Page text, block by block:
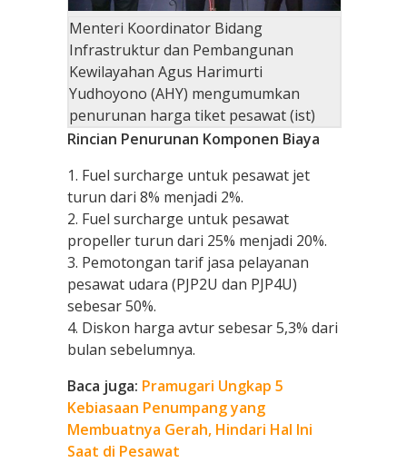
Menteri Koordinator Bidang
Infrastruktur dan Pembangunan
Kewilayahan Agus Harimurti
Yudhoyono (AHY) mengumumkan
penurunan harga tiket pesawat (ist)
Rincian Penurunan Komponen Biaya
1. Fuel surcharge untuk pesawat jet
turun dari 8% menjadi 2%.
2. Fuel surcharge untuk pesawat
propeller turun dari 25% menjadi 20%.
3. Pemotongan tarif jasa pelayanan
pesawat udara (PJP2U dan PJP4U)
sebesar 50%.
4. Diskon harga avtur sebesar 5,3% dari
bulan sebelumnya.
Baca juga: Pramugari Ungkap 5
Kebiasaan Penumpang yang
Membuatnya Gerah, Hindari Hal Ini
Saat di Pesawat